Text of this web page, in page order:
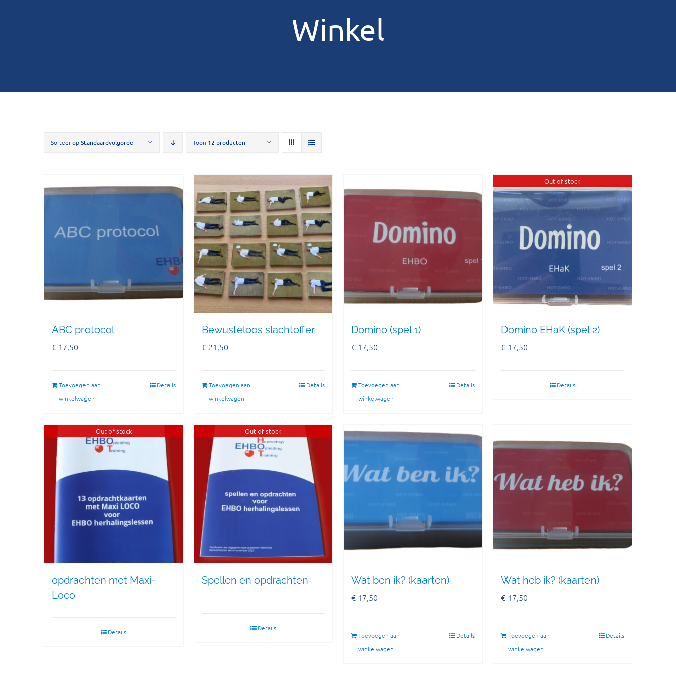
Winkel
Sorteer opStandaardvolgorde Toon 12 producten
ABC protocol
€ 17,50
Toevoegen aan
winkelwagen
Details
Bewusteloos slachtoffer
€21,50
Toevoegen aan
winkelwagen
Details
Domino (spel 1)
€ 17,50
Toevoegen aan
winkelwagen
Details
Out of stock
Domino EHaK (spel 2)
€17,50
Details
Out of stock
opdrachten met Maxi-
Loco
Details
Out of stock
Spellen en opdrachten
Details
Wat ben ik? (kaarten)
€ 17,50
Toevoegen aan
winkelwagen
Details
Wat heb ik? (kaarten)
€17,50
Toevoegen aan
winkelwagen
Details